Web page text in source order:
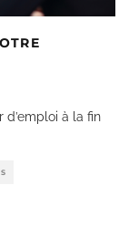
d’emploi à la fin